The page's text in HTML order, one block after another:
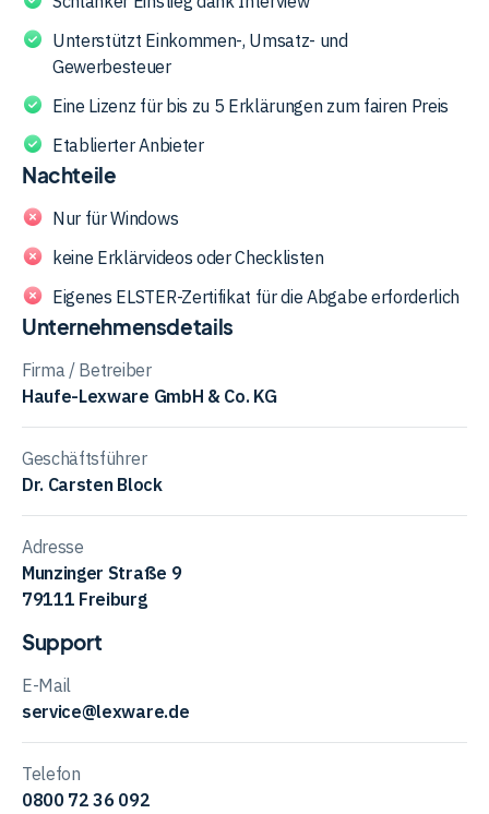
Datenimport aus Vorjahr, ELSTER-Formular oder VaSt.
Eine Lizenz erlaubt bis zu fünf Erklärungen – allerdings
nur auf einem Gerät. Bei den Hilfsmitteln ist TAXMAN aber
etwas dünner als die Top-Konkurrenz: Erklärvideos und
Dokumenten-Checklisten, wie sie WISO oder die
SteuerSparErklärung bieten, fehlen weitgehend. Auch ein
eigenes ELSTER-Zertifikat ist für die Abgabe nötig.
Unterstützt Einkommen-, Umsatz- und
Gewerbesteuer
Eine Lizenz für bis zu 5 Erklärungen zum fairen Preis
Etablierter Anbieter
Nachteile
Nur für Windows
keine Erklärvideos oder Checklisten
Eigenes ELSTER-Zertifikat für die Abgabe erforderlich
Unternehmensdetails
Firma / Betreiber
Haufe-Lexware GmbH & Co. KG
Geschäftsführer
Dr. Carsten Block
Adresse
Munzinger Straße 9
79111 Freiburg
Support
E-Mail
service@lexware.de
Telefon
0800 72 36 092